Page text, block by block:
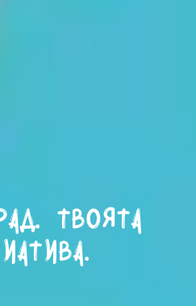
Твоята